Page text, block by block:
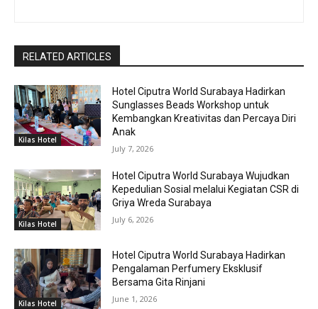
RELATED ARTICLES
Kilas Hotel
Hotel Ciputra World Surabaya Hadirkan
Sunglasses Beads Workshop untuk
Kembangkan Kreativitas dan Percaya Diri
Anak
July 7, 2026
Kilas Hotel
Hotel Ciputra World Surabaya Wujudkan
Kepedulian Sosial melalui Kegiatan CSR di
Griya Wreda Surabaya
July 6, 2026
Kilas Hotel
Hotel Ciputra World Surabaya Hadirkan
Pengalaman Perfumery Eksklusif
Bersama Gita Rinjani
June 1, 2026